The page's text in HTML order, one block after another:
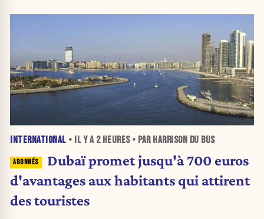
INTERNATIONAL • IL Y A 2 HEURES• PAR HARRISON DU BUS
Dubaï promet jusqu'à 700 euros
d'avantages aux habitants qui attirent
des touristes